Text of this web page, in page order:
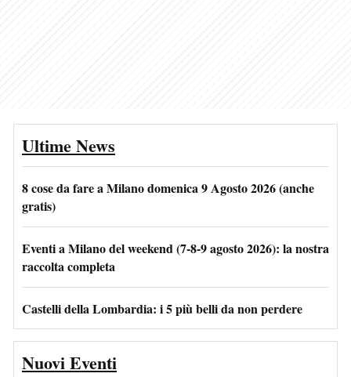
Ultime News
8 cose da fare a Milano domenica 9 Agosto 2026 (anche
gratis)
Eventi a Milano del weekend (7-8-9 agosto 2026): la nostra
raccolta completa
Castelli della Lombardia: i 5 più belli da non perdere
Nuovi Eventi